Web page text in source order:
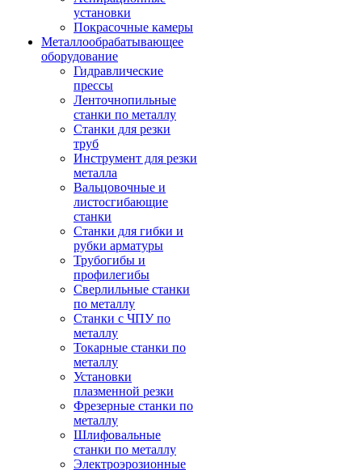
установки
Покрасочные камеры
Металлообрабатывающее
оборудование
Гидравлические
прессы
Ленточнопильные
станки по металлу
Станки для резки
труб
Инструмент для резки
металла
Вальцовочные и
листосгибающие
станки
Станки для гибки и
рубки арматуры
Трубогибы и
профилегибы
Сверлильные станки
по металлу
Станки с ЧПУ по
металлу
Токарные станки по
металлу
Установки
плазменной резки
Фрезерные станки по
металлу
Шлифовальные
станки по металлу
Электроэрозионные